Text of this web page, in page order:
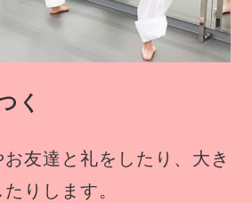
く
友達と礼をしたり、大き
りします。